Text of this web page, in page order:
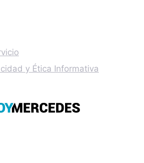
y Ética Informativa